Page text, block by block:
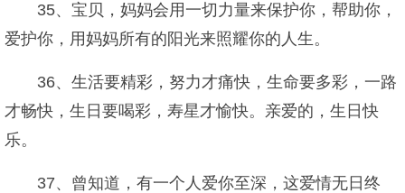
35、宝贝，妈妈会用一切力量来保护你，帮助你，
爱护你，用妈妈所有的阳光来照耀你的人生。
36、生活要精彩，努力才痛快，生命要多彩，一路
才畅快，生日要喝彩，寿星才愉快。亲爱的，生日快
乐。
37、曾知道，有一个人爱你至深，这爱情无日终